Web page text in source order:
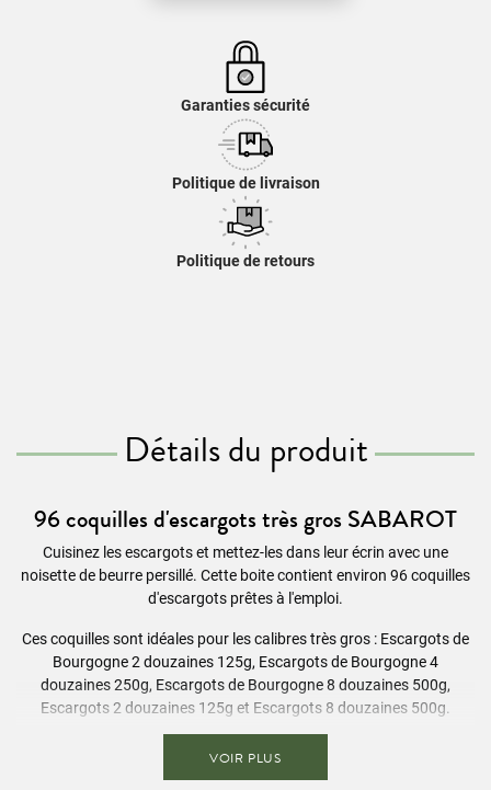
Garanties sécurité
Politique de livraison
Politique de retours
Détails du produit
96 coquilles d'escargots très gros SABAROT
Cuisinez les escargots et mettez-les dans leur écrin avec une
noisette de beurre persillé. Cette boite contient environ 96 coquilles
d'escargots prêtes à l'emploi.
Ces coquilles sont idéales pour les calibres très gros : Escargots de
Bourgogne 2 douzaines 125g, Escargots de Bourgogne 4
douzaines 250g, Escargots de Bourgogne 8 douzaines 500g,
Escargots 2 douzaines 125g et Escargots 8 douzaines 500g.
Conseils d'utilisation
Après avoir rincé les coquilles, mettez une noisette de beurre
VOIR PLUS